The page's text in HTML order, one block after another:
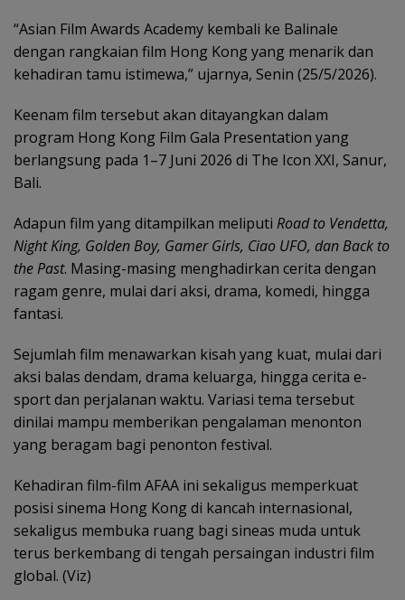
“Asian Film Awards Academy kembali ke Balinale
dengan rangkaian film Hong Kong yang menarik dan
kehadiran tamu istimewa,” ujarnya, Senin (25/5/2026).
Keenam film tersebut akan ditayangkan dalam
program Hong Kong Film Gala Presentation yang
berlangsung pada 1–7 Juni 2026 di The Icon XXI, Sanur,
Bali.
Adapun film yang ditampilkan meliputi Road to Vendetta,
Night King, Golden Boy, Gamer Girls, Ciao UFO, dan Back to
the Past. Masing-masing menghadirkan cerita dengan
ragam genre, mulai dari aksi, drama, komedi, hingga
fantasi.
Sejumlah film menawarkan kisah yang kuat, mulai dari
aksi balas dendam, drama keluarga, hingga cerita e-
sport dan perjalanan waktu. Variasi tema tersebut
dinilai mampu memberikan pengalaman menonton
yang beragam bagi penonton festival.
Kehadiran film-film AFAA ini sekaligus memperkuat
posisi sinema Hong Kong di kancah internasional,
sekaligus membuka ruang bagi sineas muda untuk
terus berkembang di tengah persaingan industri film
global. (Viz)